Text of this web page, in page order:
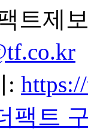
트제
:
팩트